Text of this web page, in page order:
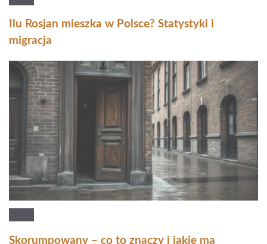
Ilu Rosjan mieszka w Polsce? Statystyki i
migracja
Skorumpowany – co to znaczy i jakie ma